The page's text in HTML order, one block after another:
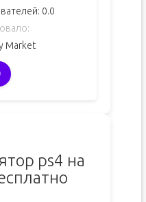
0.0
Market
ps4 на